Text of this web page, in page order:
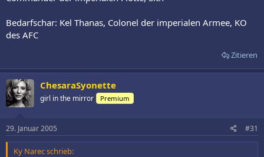
Bedarfschar: Kel Thanas, Colonel der imperialen Armee, KO
des AFC
Zitieren
ChesaraSyonette
girl in the mirror Premium
29. Januar 2005 #31
Ky Narec schrieb: